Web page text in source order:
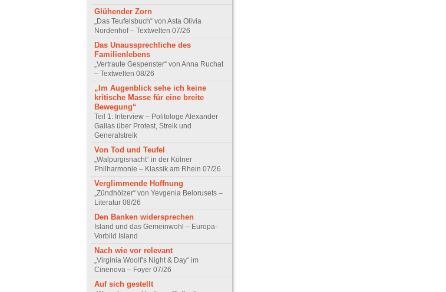
Glühender Zorn
„Das Teufelsbuch“ von Asta Olivia
Nordenhof – Textwelten 07/26
Das Unaussprechliche des
Familienlebens
„Vertraute Gespenster“ von Anna Ruchat
– Textwelten 08/26
„Im Augenblick sehe ich keine
kritische Masse für eine breite
Bewegung“
Teil 1: Interview – Politologe Alexander
Gallas über Protest, Streik und
Generalstreik
Von Tod und Teufel
„Walpurgisnacht“ in der Kölner
Philharmonie – Klassik am Rhein 07/26
Verglimmende Hoffnung
„Zündhölzer“ von Yevgenia Belorusets –
Literatur 08/26
Den Banken widersprechen
Island und das Gemeinwohl – Europa-
Vorbild Island
Nach wie vor relevant
„Virginia Woolf’s Night & Day“ im
Cinenova – Foyer 07/26
Auf sich gestellt